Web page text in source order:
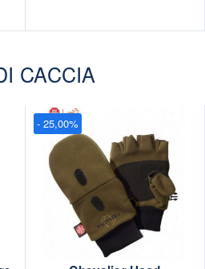
CACCIA
- 25,00%